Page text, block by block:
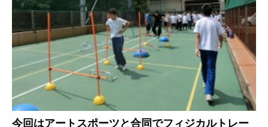
今回はアートスポーツと合同でフィジカルトレー